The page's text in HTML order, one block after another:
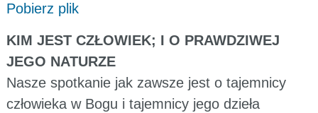
Pobierz plik
KIM JEST CZŁOWIEK; I O PRAWDZIWEJ
JEGO NATURZE
Nasze spotkanie jak zawsze jest o tajemnicy
człowieka w Bogu i tajemnicy jego dzieła